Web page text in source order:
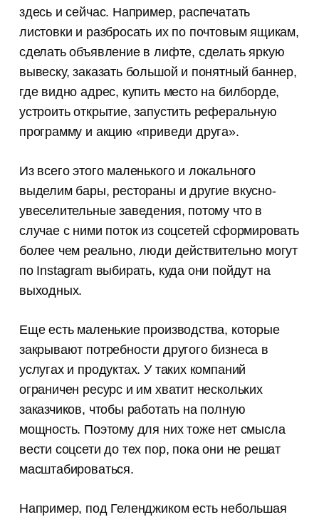
здесь и сейчас. Например, распечатать
листовки и разбросать их по почтовым ящикам,
сделать объявление в лифте, сделать яркую
вывеску, заказать большой и понятный баннер,
где видно адрес, купить место на билборде,
устроить открытие, запустить реферальную
программу и акцию «приведи друга».
Из всего этого маленького и локального
выделим бары, рестораны и другие вкусно-
увеселительные заведения, потому что в
случае с ними поток из соцсетей сформировать
более чем реально, люди действительно могут
по Instagram выбирать, куда они пойдут на
выходных.
Еще есть маленькие производства, которые
закрывают потребности другого бизнеса в
услугах и продуктах. У таких компаний
ограничен ресурс и им хватит нескольких
заказчиков, чтобы работать на полную
мощность. Поэтому для них тоже нет смысла
вести соцсети до тех пор, пока они не решат
масштабироваться.
Например, под Геленджиком есть небольшая